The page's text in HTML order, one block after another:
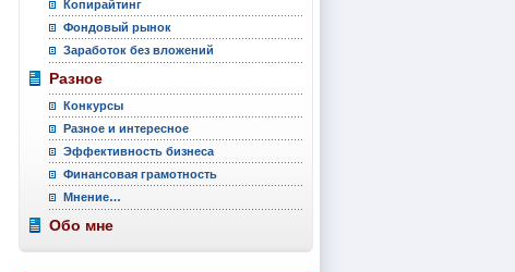
Копирайтинг
Фондовый рынок
Заработок без вложений
Разное
Конкурсы
Разное и интересное
Эффективность бизнеса
Финансовая грамотность
Мнение…
Обо мне